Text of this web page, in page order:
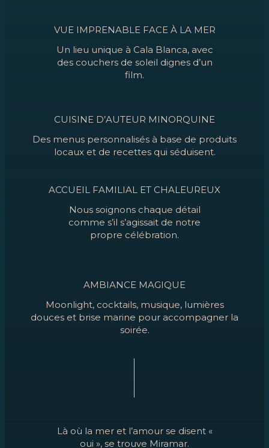
VUE IMPRENABLE FACE À LA MER
Un lieu unique à Cala Blanca, avec
des couchers de soleil dignes d’un
film.
CUISINE D’AUTEUR MINORQUINE
Des menus personnalisés à base de produits
locaux et de recettes qui séduisent.
ACCUEIL FAMILIAL ET CHALEUREUX
Nous soignons chaque détail
comme s’il s’agissait de notre
propre célébration.
AMBIANCE MAGIQUE
Moonlight, cocktails, musique, lumières
douces et brise marine pour accompagner la
soirée.
Là où la mer et l’amour se disent «
oui », se trouve Miramar.